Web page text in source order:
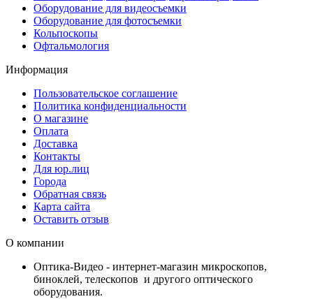
Оборудование для видеосъемки
Оборудование для фотосъемки
Кольпоскопы
Офтальмология
Информация
Пользовательское соглашение
Политика конфиденциальности
О магазине
Оплата
Доставка
Контакты
Для юр.лиц
Города
Обратная связь
Карта сайта
Оставить отзыв
О компании
Оптика-Видео - интернет-магазин микроскопов,
биноклей, телескопов и другого оптического
оборудования.